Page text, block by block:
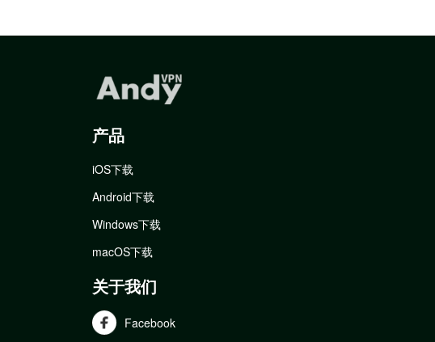
产品
iOS下载
Android下载
Windows下载
macOS下载
关于我们
Facebook